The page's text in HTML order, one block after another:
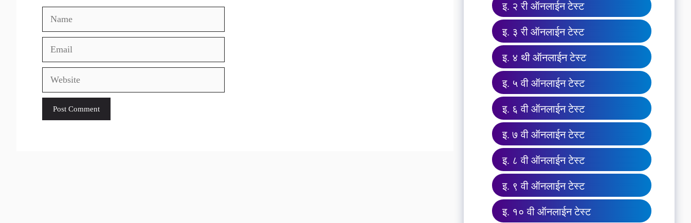
Name
Email
Website
इ. २ री ऑनलाईन टेस्ट
इ. ३ री ऑनलाईन टेस्ट
इ. ४ थी ऑनलाईन टेस्ट
इ. ५ वी ऑनलाईन टेस्ट
इ. ६ वी ऑनलाईन टेस्ट
इ. ७ वी ऑनलाईन टेस्ट
इ. ८ वी ऑनलाईन टेस्ट
इ. ९ वी ऑनलाईन टेस्ट
इ. १० वी ऑनलाईन टेस्ट